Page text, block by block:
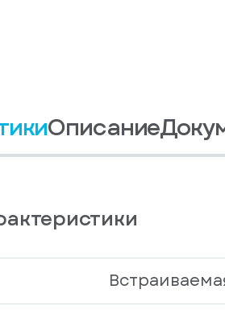
Описание